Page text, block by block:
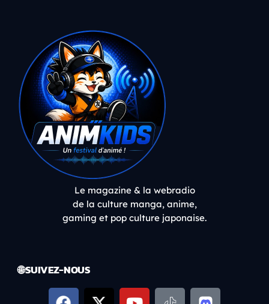
Le magazine & la webradio
de la culture manga, anime,
gaming et pop culture japonaise.
🌐 SUIVEZ-NOUS